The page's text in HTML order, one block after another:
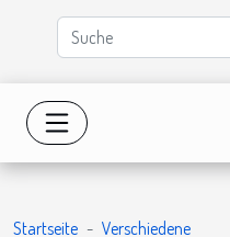
Startseite
Verschiedene